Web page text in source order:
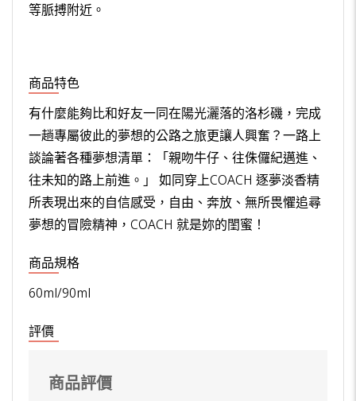
等脈搏附近。
商品特色
有什麼能夠比和好友一同在陽光灑落的洛杉磯，完成
一趟專屬彼此的夢想的公路之旅更讓人興奮？一路上
談論著各種夢想清單：「親吻牛仔、往侏儸紀邁進、
往未知的路上前進。」 如同穿上COACH 逐夢淡香精
所表現出來的自信感受，自由、奔放、無所畏懼追尋
夢想的冒險精神，COACH 就是妳的閨蜜！
商品規格
60ml/90ml
評價
商品評價